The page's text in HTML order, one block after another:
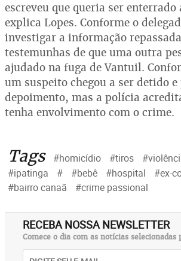
escreveu que queria ser enterrado
explica Lopes. Conforme o
investigar a informação
testemunhas de que uma outra
ajudado na fuga de Vantuil.
um suspeito chegou a ser detido
depoimento, mas a polícia
tenha envolvimento com o crime.
Tags #homicídio #tiros
#ipatinga
# #bebê #hospital
#ex-
#bairro canaã
#crime passional
RECEBA NOSSA NEWSLETTER
Comece o dia com as notícias selecionadas